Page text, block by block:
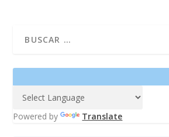
Powered by Translate